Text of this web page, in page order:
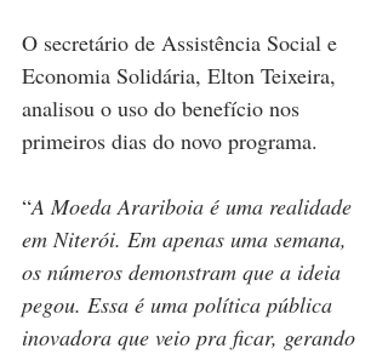
O secretário de Assistência Social e
Economia Solidária, Elton Teixeira,
analisou o uso do benefício nos
primeiros dias do novo programa.
“A Moeda Arariboia é uma realidade
em Niterói. Em apenas uma semana,
os números demonstram que a ideia
pegou. Essa é uma política pública
inovadora que veio pra ficar, gerando